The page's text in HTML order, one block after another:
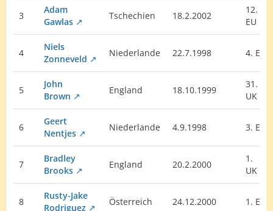
3
Adam
Gawlas
Tschechien 18.2.2002
12.
EU
4
Niels
Zonneveld
Niederlande 22.7.1998 4. EU
5
John
Brown
England 18.10.1999
31.
UK
6
Geert
Nentjes
Niederlande 4.9.1998 3. EU
7
Bradley
Brooks
England 20.2.2000
1.
UK
8
Rusty-Jake
Rodriguez
Österreich 24.12.2000 1. EU